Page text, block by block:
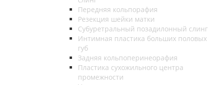
Передняя кольпорафия
Резекция шейки матки
Субуретральный позадилонный слинг
Интимная пластика больших половых
губ
Задняя кольпоперинеорафия
Пластика сухожильного центра
промежности